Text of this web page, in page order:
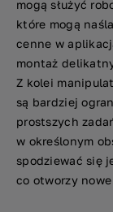
mogą służyć
które mogą
cenne w
montaż
Z kolei
są bardziej
prostszych
w określonym
spodziewać się
co otworzy